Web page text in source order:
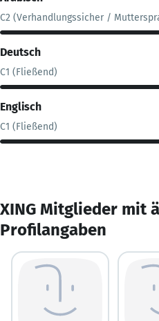
C2 (Verhandlungssicher /
Deutsch
C1 (Fließend)
Englisch
C1 (Fließend)
XING Mitglieder mit
Profilangaben